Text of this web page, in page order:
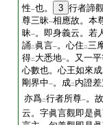
性一也。 3 行者諦
尊三昧一相應故。本
昧一。即身義云。若
誦二 眞言一。心住 二三
得二 大悉地一。又一
心數也。心王如來成
剛界中一。成二 内證
亦爲二行者所尊一。
云。字眞言觀即是